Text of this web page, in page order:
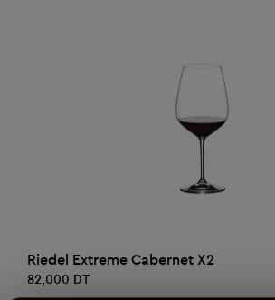
AJOUTER AU PANIER
Riedel Extreme Cabernet X2
82,000 DT